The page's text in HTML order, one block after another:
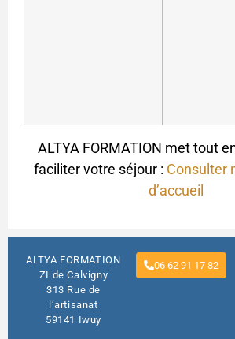
ALTYA FORMATION met tout
faciliter votre séjour : Consulter
d’accueil
ALTYA FORMATION
ZI de Calvigny
313 Rue de
l’artisanat
59141 Iwuy
06 62 91 17 82